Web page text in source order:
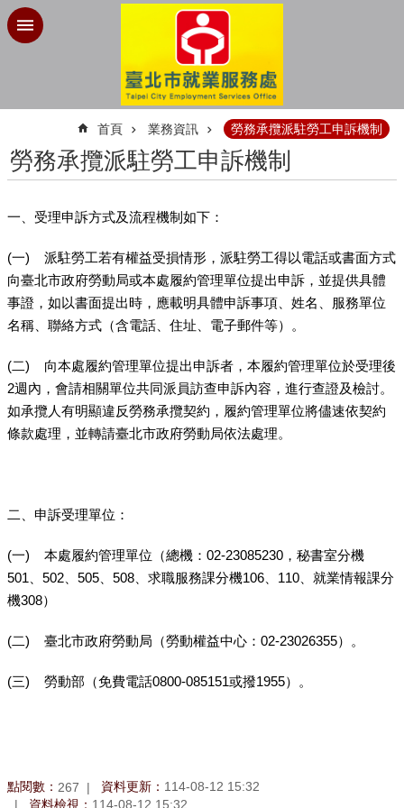
跳到主要內容區塊
首頁 業務資訊 勞務承攬派駐勞工申訴機制
勞務承攬派駐勞工申訴機制
一、受理申訴方式及流程機制如下：
(一)
派駐勞工若有權益受損情形，派駐勞工得以電話或書面方式
向臺北市政府勞動局或本處履約管理單位提出申訴，並提供具體
事證，如以書面提出時，應載明具體申訴事項、姓名、服務單位
名稱、聯絡方式（含電話、住址、電子郵件等）。
(二)
向本處履約管理單位提出申訴者，本履約管理單位於受理後
2週內，會請相關單位共同派員訪查申訴內容，進行查證及檢討。
如承攬人有明顯違反勞務承攬契約，履約管理單位將儘速依契約
條款處理，並轉請臺北市政府勞動局依法處理。
二、申訴受理單位：
(一)
本處履約管理單位（總機：02-23085230，秘書室分機
501、502、505、508、求職服務課分機106、110、就業情報課分
機308）
(二) 臺北市政府勞動局（勞動權益中心：02-23026355）。
(三) 勞動部（免費電話0800-085151或撥1955）。
點閱數： 267 資料更新： 114-08-12 15:32
資料檢視： 114-08-12 15:32